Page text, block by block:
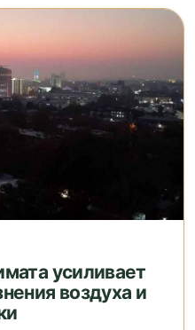
усиливает
воздуха и